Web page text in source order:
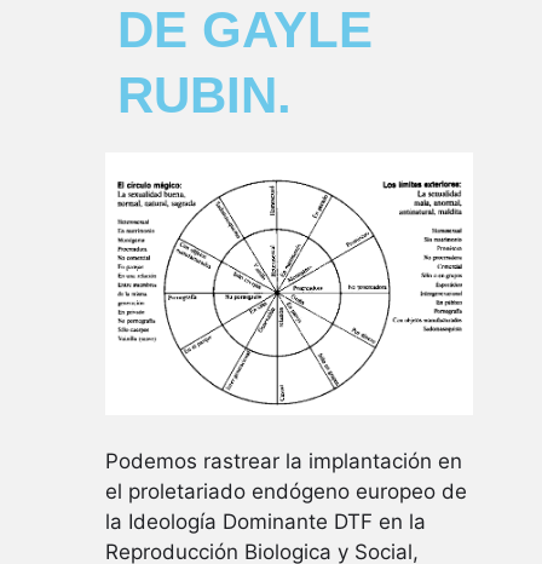
DE GAYLE
RUBIN.
Podemos rastrear la implantación en
el proletariado endógeno europeo de
la Ideología Dominante DTF en la
Reproducción Biologica y Social,